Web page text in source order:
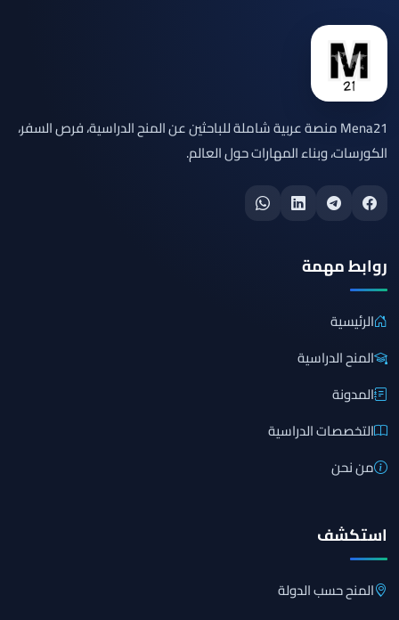
Mena21 منصة عربية شاملة للباحثين عن المنح الدراسية، فرص السفر،
الكورسات، وبناء المهارات حول العالم.
روابط مهمة
الرئيسية
المنح الدراسية
المدونة
التخصصات الدراسية
من نحن
استكشف
المنح حسب الدولة